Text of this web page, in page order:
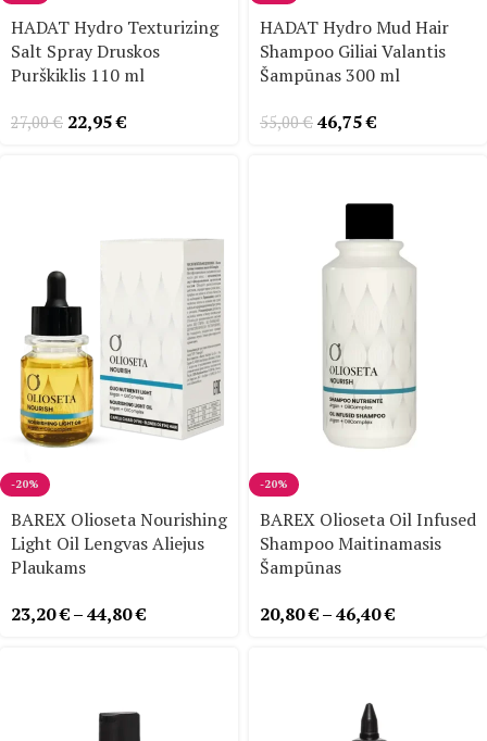
HADAT Hydro Texturizing
Salt Spray Druskos
Purškiklis 110 ml
27,00€ 22,95€
HADAT Hydro Mud Hair
Shampoo Giliai Valantis
Šampūnas 300 ml
55,00€ 46,75€
-20%
BAREX Olioseta Nourishing
Light Oil Lengvas Aliejus
Plaukams
23,20€–44,80€
-20%
BAREX Olioseta Oil Infused
Shampoo Maitinamasis
Šampūnas
20,80€–46,40€